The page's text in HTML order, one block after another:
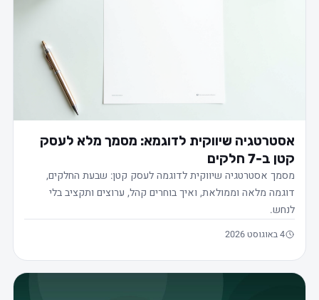
אסטרטגיה שיווקית לדוגמא: מסמך מלא לעסק
קטן ב-7 חלקים
מסמך אסטרטגיה שיווקית לדוגמה לעסק קטן: שבעת החלקים,
דוגמה מלאה וממולאת, ואיך בוחרים קהל, ערוצים ותקציב בלי
לנחש.
4 באוגוסט 2026